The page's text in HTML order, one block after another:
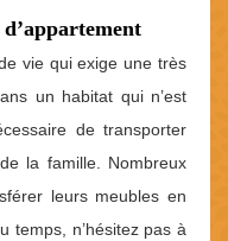
vie qui exige une très
un habitat qui n’est
de transporter
la famille. Nombreux
leurs meubles en
temps, n’hésitez pas à